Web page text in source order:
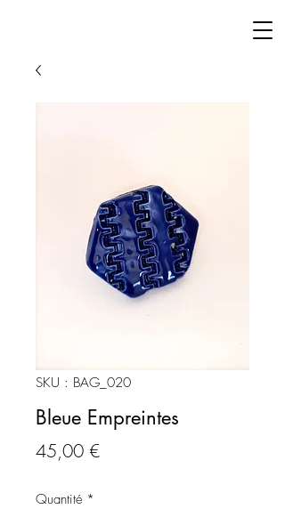
SKU : BAG_020
Bleue Empreintes
45,00 €Prix
Quantité *